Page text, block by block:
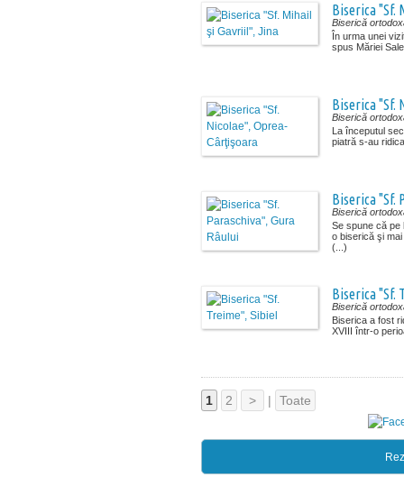
Biserica "Sf.
Biserică
În urma unei
spus Măriei
Biserica "Sf.
Biserică
La începutul
piatră s-au
Biserica "Sf.
Biserică
Se spune că pe
o biserică şi
(...)
Biserica "Sf.
Biserică
Biserica a fost
XVIII într-o
1 2 > | Toate